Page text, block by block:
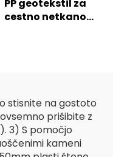
PP geotekstil za
cestno netkano
stisnite na gostoto
prišibite z
3) S pomočjo
kameni